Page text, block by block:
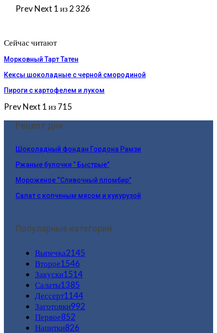
PrevNext 1 из 2 326
Сейчас читают
Морковный Тарт Татен
Кексы шоколадные с черной смородиной
Пироги c картофелем и луком
PrevNext 1 из 715
Рецепт дня:
Шоколадный фондан Гордона Рамзи
Ржаные булочки ” Быстрые”
Мороженое “Сливочный пломбир”
Салат с копченым мясом и кукурузой
Популярные категории
Выпечка2145
Второе1546
Закуски1514
Салаты1385
Дессерт1144
Заготовки992
Первое852
Напитки826